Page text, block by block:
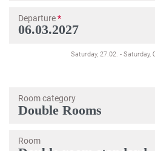
Departure*
Saturday, 27.02. - Saturday,
Room category
Room